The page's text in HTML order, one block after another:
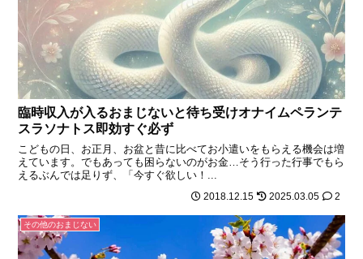
臨時収入が入るおまじないと待ち受けオナイムペランテ
スラソナトス即効すぐ必ず
こどもの日、お正月、お盆と昔に比べてお小遣いをもらえる機会は増
えています。でもあっても困らないのがお金…そう行った行事でもら
えるぶんでは足りず、「今すぐ欲しい！...
2018.12.15 2025.03.05 2
その他のおまじない